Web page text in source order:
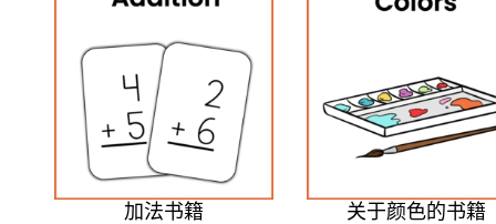
加法书籍 关于颜色的书籍